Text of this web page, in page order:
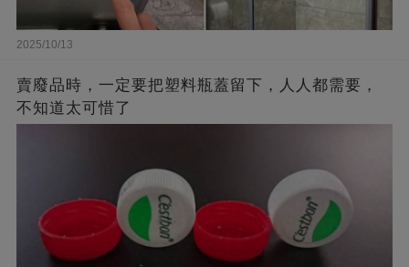
2025/10/13
賣廢品時，一定要把塑料瓶蓋留下，人人都需要，
不知道太可惜了